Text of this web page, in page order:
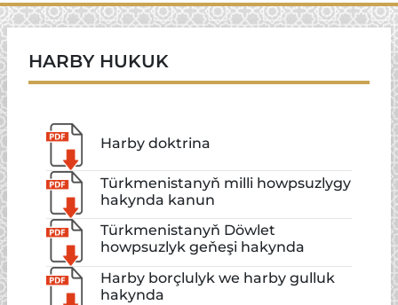
HARBY HUKUK
Harby doktrina
Türkmenistanyň milli howpsuzlygy
hakynda kanun
Türkmenistanyň Döwlet
howpsuzlyk geňeşi hakynda
Harby borçlulyk we harby gulluk
hakynda